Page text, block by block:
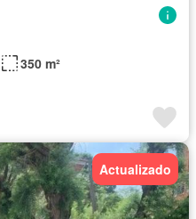
350 m²
Actualizado